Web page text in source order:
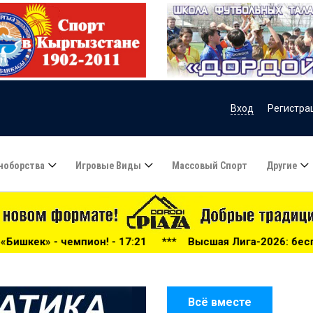
Вход
Игровые Виды Массовый Спорт Другие
***Высшая Лига-2026: беспощадный «Дордой»,
Всё вместе